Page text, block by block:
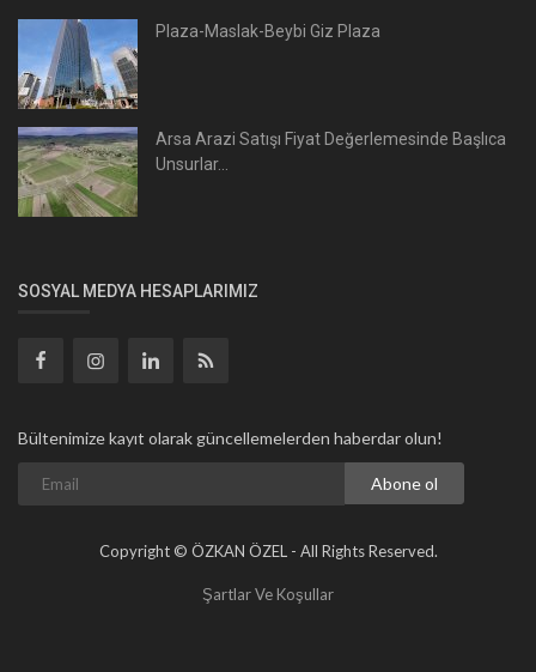
Plaza-Maslak-Beybi Giz Plaza
Arsa Arazi Satışı Fiyat Değerlemesinde Başlıca
Unsurlar...
SOSYAL MEDYA HESAPLARIMIZ
Bültenimize kayıt olarak güncellemelerden haberdar olun!
Abone ol
Copyright © ÖZKAN ÖZEL - All Rights Reserved.
Şartlar Ve Koşullar